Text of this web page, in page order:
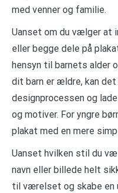
med venner og familie.
Uanset om du vælger at
eller begge dele på
hensyn til barnets alder
dit barn er ældre, kan
designprocessen og
og motiver. For yngre
plakat med en mere
Uanset hvilken stil du
navn eller billede helt
til værelset og skabe en